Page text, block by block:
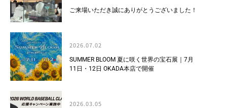
ご来場いただき誠にありがとうございました！
2026.07.02
SUMMER BLOOM 夏に咲く世界の宝石展｜7月
11日・12日 OKADA本店で開催
2026.03.05